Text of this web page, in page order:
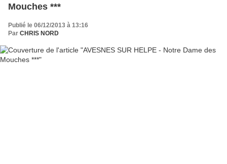
Mouches ***
Publié le 06/12/2013 à 13:16
Par CHRIS NORD